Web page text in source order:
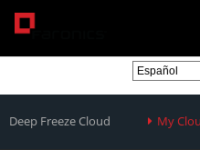
Deep Freeze Cloud My